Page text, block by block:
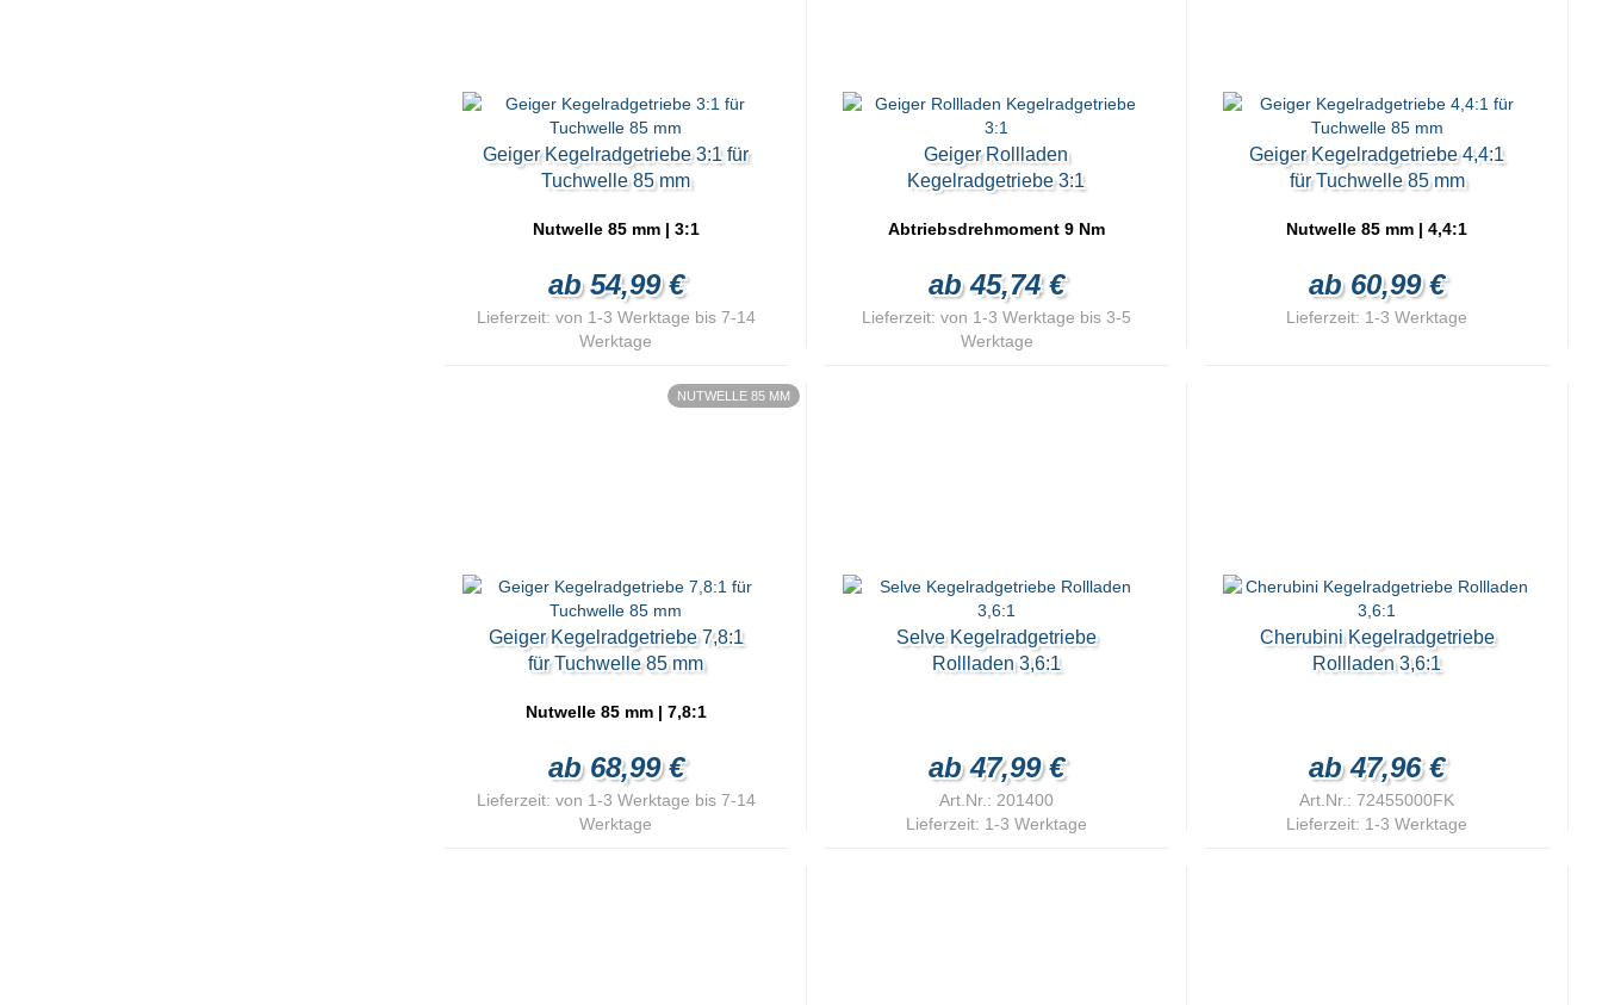
Geiger Kegelradgetriebe 3:1 für
Tuchwelle 85 mm
Nutwelle 85 mm | 3:1
ab 54,99 €
Lieferzeit: von 1-3 Werktage bis 7-14
Werktage
Geiger Rollladen
Kegelradgetriebe 3:1
Abtriebsdrehmoment 9 Nm
ab 45,74 €
Lieferzeit:von 1-3 Werktage bis 3-5
Werktage
Geiger Kegelradgetriebe 4,4:1
für Tuchwelle 85 mm
Nutwelle 85 mm | 4,4:1
ab 60,99 €
Lieferzeit: 1-3 Werktage
NUTWELLE 85 MM
Geiger Kegelradgetriebe 7,8:1
für Tuchwelle 85 mm
Nutwelle 85 mm | 7,8:1
ab 68,99 €
Lieferzeit: von 1-3 Werktage bis 7-14
Werktage
Selve Kegelradgetriebe
Rollladen 3,6:1
ab 47,99 €
Art.Nr.: 201400
Lieferzeit: 1-3 Werktage
Cherubini Kegelradgetriebe
Rollladen 3,6:1
ab 47,96 €
Art.Nr.: 72455000FK
Lieferzeit: 1-3 Werktage